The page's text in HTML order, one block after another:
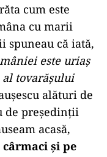
cum este
cu marii
că iată,
este uriaș
tovarășului
alături de
de președinții
acasă,
cârmaci și pe